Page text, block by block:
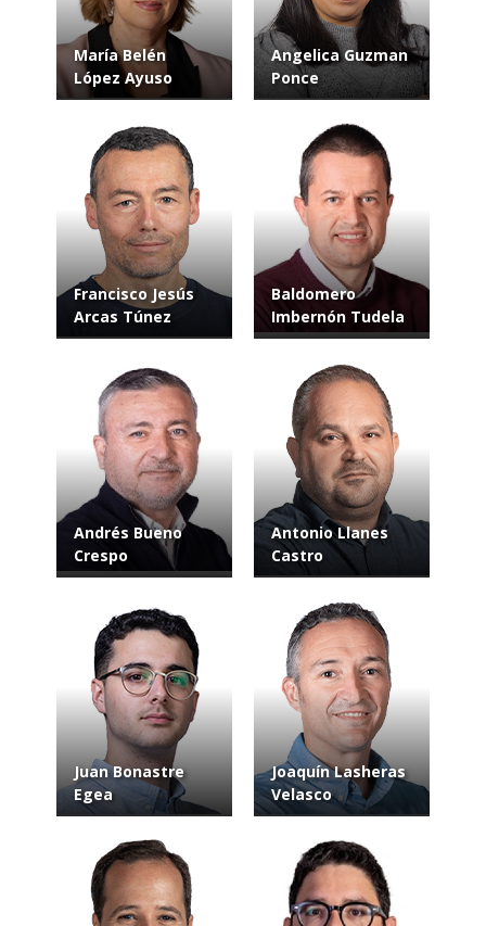
María Belén
López Ayuso
Angelica Guzman
Ponce
Francisco Jesús
Arcas Túnez
Baldomero
Imbernón Tudela
Andrés Bueno
Crespo
Antonio Llanes
Castro
Juan Bonastre
Egea
Joaquín Lasheras
Velasco